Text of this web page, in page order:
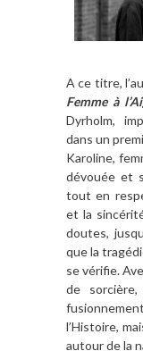
A ce titre,
Femme à
Dyrholm,
dans un
Karoline,
dévouée et
tout en
et la
doutes,
que la
se vérifie.
de
l’Histoire,
autour de la